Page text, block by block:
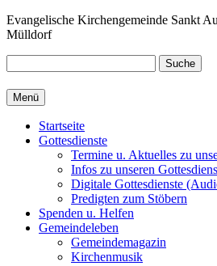
Zum
Inhalt
Evangelische Kirchengemeinde Sankt
Mülldorf
Suche
Menü
Startseite
Gottesdienste
Termine u. Aktuelles zu
Infos zu unseren
Digitale Gottesdienste
Predigten zum Stöbern
Spenden u. Helfen
Gemeindeleben
Gemeindemagazin
Kirchenmusik